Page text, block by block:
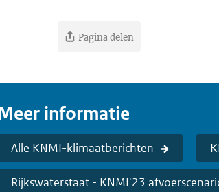
Pagina delen
informatie
Alle KNMI-klimaatberichten
Rijkswaterstaat - KNMI'23